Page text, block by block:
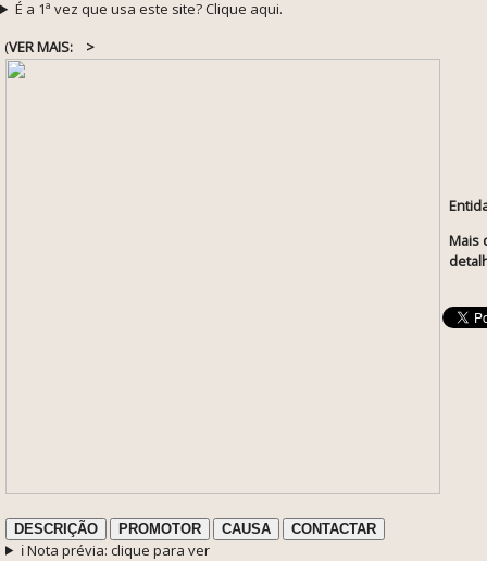
É a 1ª vez que usa este site? Clique aqui.
(VER MAIS: >
Mais
DESCRIÇÃO PROMOTOR CAUSA CONTACTAR
ℹ️ Nota prévia: clique para ver